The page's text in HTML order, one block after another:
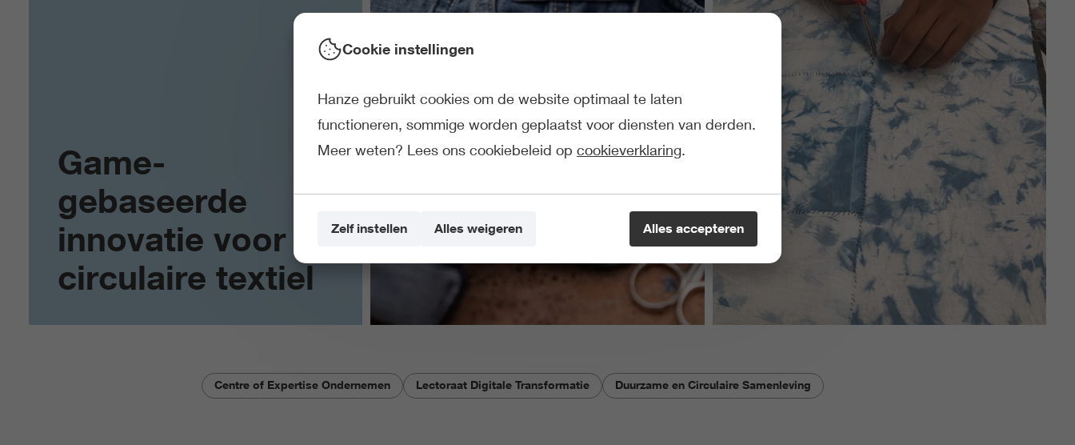
Game-
gebaseerde
innovatie voor
circulaire textiel
Centre of Expertise Ondernemen Lectoraat Digitale Transformatie Duurzame en Circulaire Samenleving
Cookie instellingen
Hanze gebruikt cookies om de website optimaal te laten
functioneren, sommige worden geplaatst voor diensten van derden.
Meer weten? Lees ons cookiebeleid op cookieverklaring.
Alles accepteren
Zelf instellen Alles weigeren